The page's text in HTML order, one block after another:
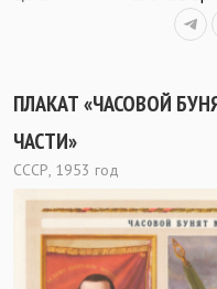
ПЛАКАТ «ЧАСОВОЙ
ЧАСТИ»
СССР, 1953 год